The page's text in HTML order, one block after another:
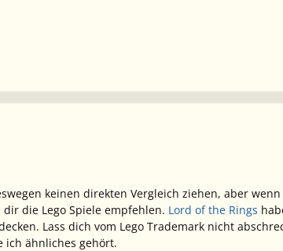
keinen direkten Vergleich ziehen, aber
die Lego Spiele empfehlen. Lord of the Rings
Lass dich vom Lego Trademark nicht
ich ähnliches gehört.